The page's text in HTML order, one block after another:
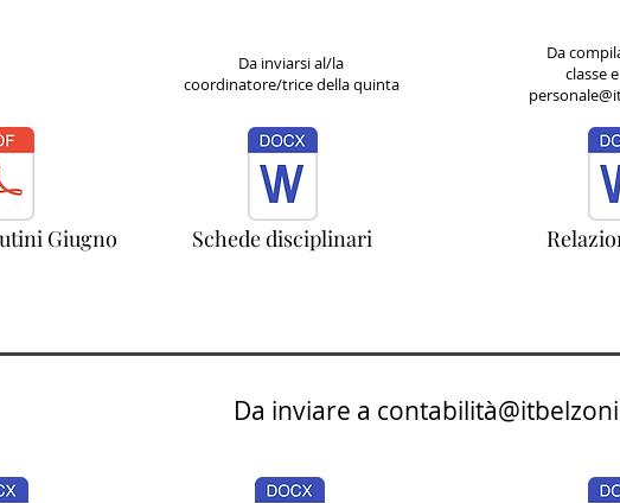
Da inviarsi al/la
coordinatore/trice della quinta
Giugno Schede disciplinari
Da
classe
Da inviare a